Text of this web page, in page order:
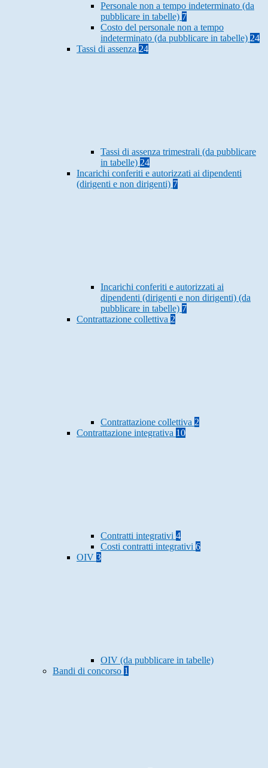
Personale non a tempo indeterminato (da
pubblicare in tabelle) 7
Costo del personale non a tempo
indeterminato (da pubblicare in tabelle) 24
Tassi di assenza 24
Tassi di assenza trimestrali (da pubblicare
in tabelle) 24
Incarichi conferiti e autorizzati ai dipendenti
(dirigenti e non dirigenti) 7
Incarichi conferiti e autorizzati ai
dipendenti (dirigenti e non dirigenti) (da
pubblicare in tabelle) 7
Contrattazione collettiva 2
Contrattazione collettiva 2
Contrattazione integrativa 10
Contratti integrativi 4
Costi contratti integrativi 6
OIV 3
OIV (da pubblicare in tabelle)
Bandi di concorso 1